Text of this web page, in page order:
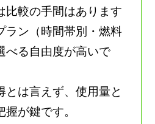
比較の手間はあります
ラン（時間帯別・燃料
べる自由度が高いで
とは言えず、使用量と
が鍵です。